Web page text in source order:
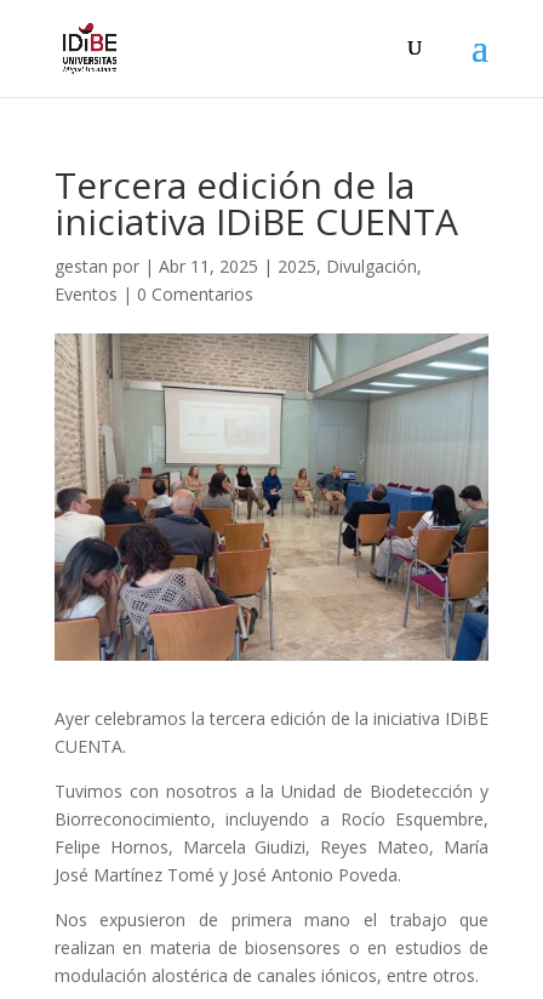
Tercera edición de la
iniciativa IDiBE CUENTA
gestan por | Abr 11, 2025 | 2025, Divulgación,
Eventos | 0 Comentarios
Ayer celebramos la tercera edición de la iniciativa IDiBE
CUENTA.
Tuvimos con nosotros a la Unidad de Biodetección y
Biorreconocimiento, incluyendo a Rocío Esquembre,
Felipe Hornos, Marcela Giudizi, Reyes Mateo, María
José Martínez Tomé y José Antonio Poveda.
Nos expusieron de primera mano el trabajo que
realizan en materia de biosensores o en estudios de
modulación alostérica de canales iónicos, entre otros.